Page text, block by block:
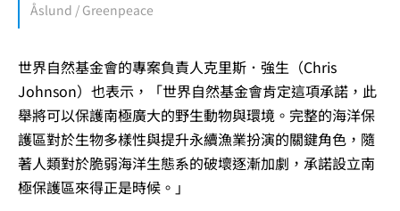
Åslund / Greenpeace
世界自然基金會的專案負責人克里斯．強生（Chris
Johnson）也表示，「世界自然基金會肯定這項承諾，此
舉將可以保護南極廣大的野生動物與環境。完整的海洋保
護區對於生物多樣性與提升永續漁業扮演的關鍵角色，隨
著人類對於脆弱海洋生態系的破壞逐漸加劇，承諾設立南
極保護區來得正是時候。」